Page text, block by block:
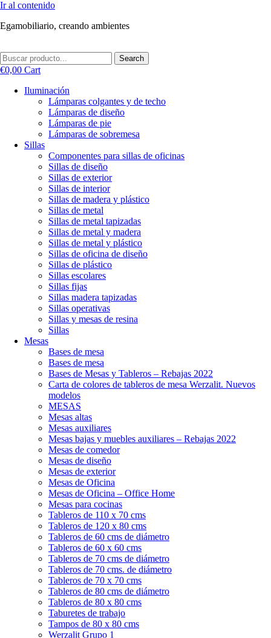
Ir al contenido
Egamobiliario, creando ambientes
Search
€0,00 Cart
Iluminación
Lámparas colgantes y de techo
Lámparas de diseño
Lámparas de pie
Lámparas de sobremesa
Sillas
Componentes para sillas de oficinas
Sillas de diseño
Sillas de exterior
Sillas de interior
Sillas de madera y plástico
Sillas de metal
Sillas de metal tapizadas
Sillas de metal y madera
Sillas de metal y plástico
Sillas de oficina de diseño
Sillas de plástico
Sillas escolares
Sillas fijas
Sillas madera tapizadas
Sillas operativas
Sillas y mesas de resina
Sillas
Mesas
Bases de mesa
Bases de mesa
Bases de Mesas y Tableros – Rebajas 2022
Carta de colores de tableros de mesa Werzalit. Nuevos
modelos
MESAS
Mesas altas
Mesas auxiliares
Mesas bajas y muebles auxiliares – Rebajas 2022
Mesas de comedor
Mesas de diseño
Mesas de exterior
Mesas de Oficina
Mesas de Oficina – Office Home
Mesas para cocinas
Tableros de 110 x 70 cms
Tableros de 120 x 80 cms
Tableros de 60 cms de diámetro
Tableros de 60 x 60 cms
Tableros de 70 cms de diámetro
Tableros de 70 cms. de diámetro
Tableros de 70 x 70 cms
Tableros de 80 cms de diámetro
Tableros de 80 x 80 cms
Taburetes de trabajo
Tampos de 80 x 80 cms
Werzalit Grupo 1